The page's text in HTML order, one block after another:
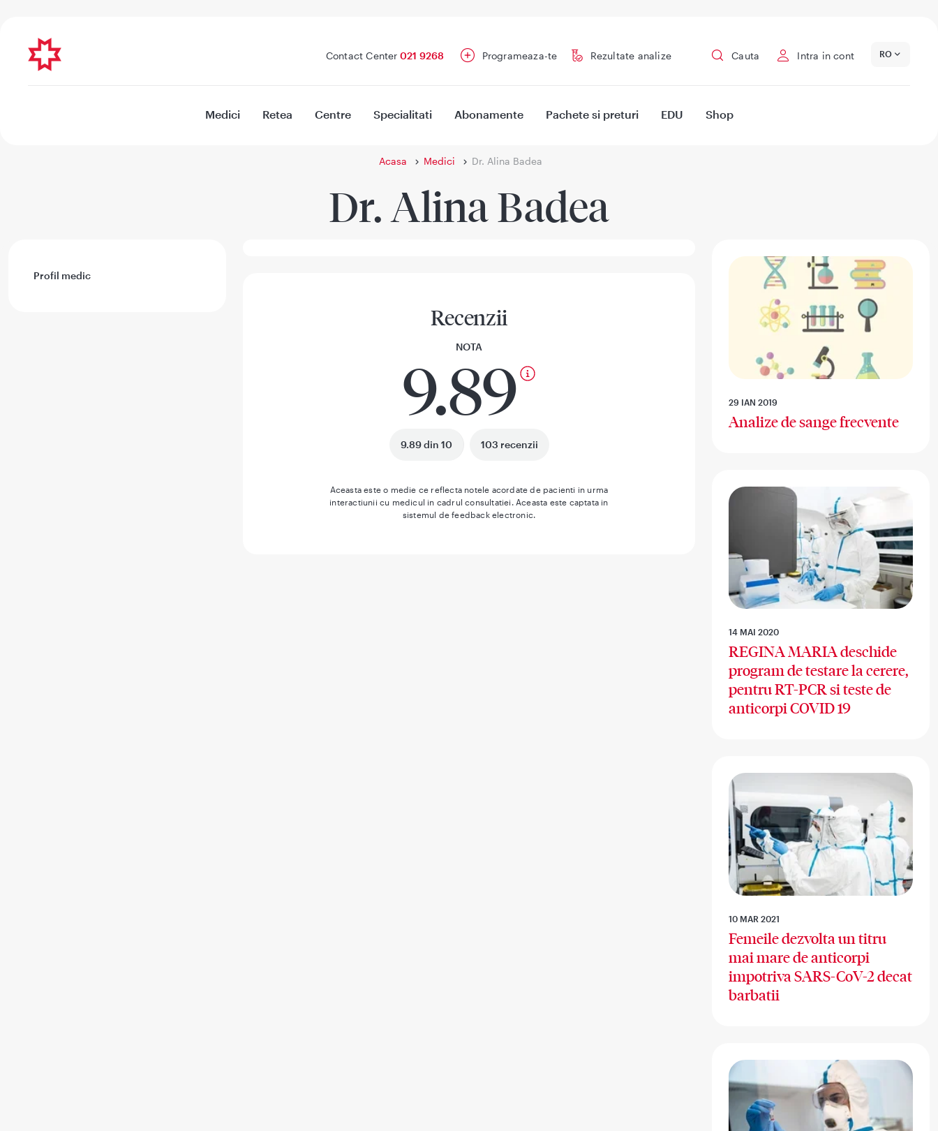
Contact Center 021 9268 Programeaza-te Rezultate analize Cauta Intra in cont RO
Medici Retea Centre Specialitati Abonamente Pachete si preturi EDU Shop
Acasa Medici Dr. Alina Badea
Dr. Alina Badea
Profil medic
Recenzii
NOTA
9.89
9.89 din 10 103 recenzii
Aceasta este o medie ce reflecta notele acordate de pacienti in urma
interactiunii cu medicul in cadrul consultatiei. Aceasta este captata in
sistemul de feedback electronic.
29 IAN 2019
Analize de sange frecvente
14 MAI 2020
REGINA MARIA deschide
program de testare la cerere,
pentru RT-PCR si teste de
anticorpi COVID 19
10 MAR 2021
Femeile dezvolta un titru
mai mare de anticorpi
impotriva SARS-CoV-2 decat
barbatii